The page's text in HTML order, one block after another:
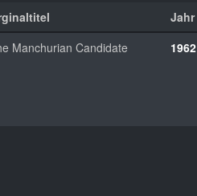
Jahr
Manchurian Candidate 1962